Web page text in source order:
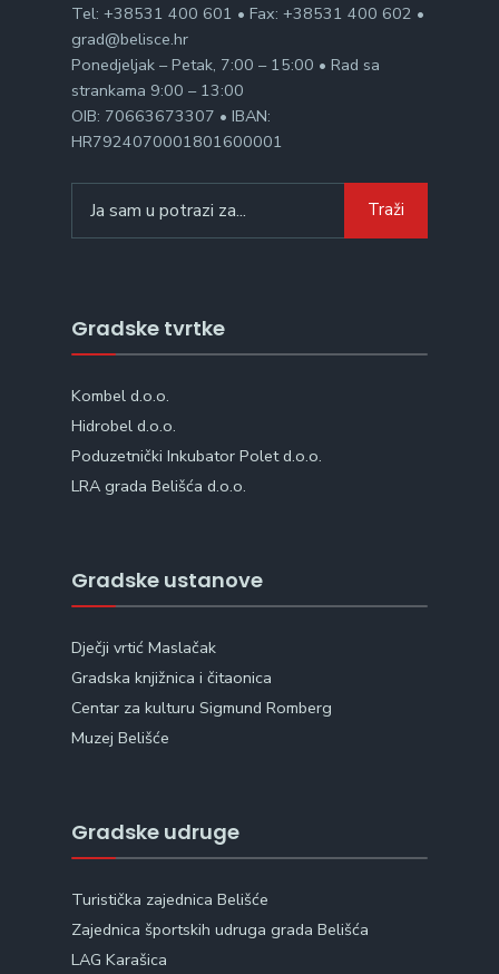
Tel: +38531 400 601 • Fax: +38531 400 602 •
grad@belisce.hr
Ponedjeljak – Petak, 7:00 – 15:00 • Rad sa
strankama 9:00 – 13:00
OIB: 70663673307 • IBAN:
HR7924070001801600001
for:
Traži
Gradske tvrtke
Kombel d.o.o.
Hidrobel d.o.o.
Poduzetnički Inkubator Polet d.o.o.
LRA grada Belišća d.o.o.
Gradske ustanove
Dječji vrtić Maslačak
Gradska knjižnica i čitaonica
Centar za kulturu Sigmund Romberg
Muzej Belišće
Gradske udruge
Turistička zajednica Belišće
Zajednica športskih udruga grada Belišća
LAG Karašica